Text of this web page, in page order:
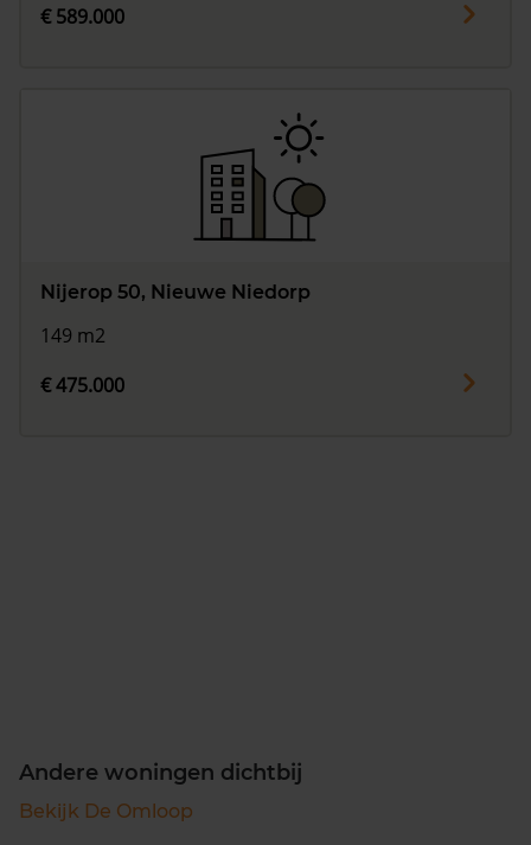
€ 589.000
Nijerop 50, Nieuwe Niedorp
149 m2
€ 475.000
Andere woningen dichtbij
Bekijk De Omloop